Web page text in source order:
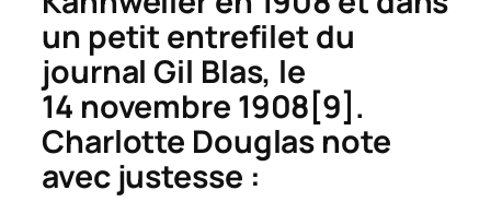
un petit entrefilet du
journalGil Blas, le
14 novembre 1908 [9].
Charlotte Douglas note
avec justesse :